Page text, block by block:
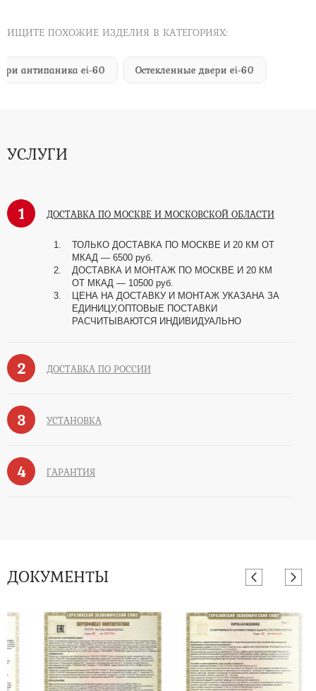
ИЩИТЕ ПОХОЖИЕ ИЗДЕЛИЯ В КАТЕГОРИЯХ:
антипаника ei-60 Остекленные двери ei-60
УСЛУГИ
1 ДОСТАВКА ПО МОСКВЕ И МОСКОВСКОЙ ОБЛАСТИ
ТОЛЬКО ДОСТАВКА ПО МОСКВЕ И 20 КМ ОТ
МКАД — 6500 руб.
ДОСТАВКА И МОНТАЖ ПО МОСКВЕ И 20 КМ
ОТ МКАД — 10500 руб.
ЦЕНА НА ДОСТАВКУ И МОНТАЖ УКАЗАНА ЗА
ЕДИНИЦУ,ОПТОВЫЕ ПОСТАВКИ
РАСЧИТЫВАЮТСЯ ИНДИВИДУАЛЬНО
2 ДОСТАВКА ПО РОССИИ
3 УСТАНОВКА
4 ГАРАНТИЯ
ДОКУМЕНТЫ